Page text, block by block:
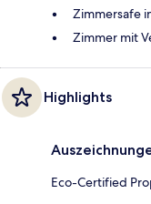
Zimmersafe
Zimmer mit
Highlights
Eco-Certified